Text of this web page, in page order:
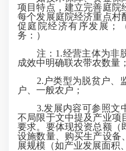
项目特点，建立完善庭院
每个发展庭院经济重点村
促庭院经济有序发展；
务：）
注：1.经营主体为非脱
成效中明确联农带农数量；
2.户类型为脱贫户、
户、一般农户；
3.发展内容可参照文中
不局限于文中提及产业项
要求。要体现投资总额（
设施数量、购买生产设备
展规模（如产业发展面积